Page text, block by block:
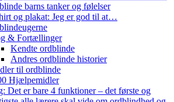
barns tanker og følelser
og plakat: Jeg er god til at…
& Fortællinger
Kendte ordblinde
Andres ordblinde historier
til ordblinde
Hjælpemidler
Det er bare 4 funktioner – det første og